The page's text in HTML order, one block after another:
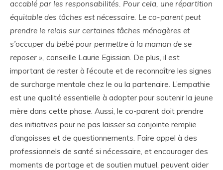
accablé par les responsabilités. Pour cela, une répartition
équitable des tâches est nécessaire. Le co-parent peut
prendre le relais sur certaines tâches ménagères et
s’occuper du bébé pour permettre à la maman de se
reposer », conseille Laurie Egissian. De plus, il est
important de rester à l’écoute et de reconnaître les signes
de surcharge mentale chez le ou la partenaire. L’empathie
est une qualité essentielle à adopter pour soutenir la jeune
mère dans cette phase. Aussi, le co-parent doit prendre
des initiatives pour ne pas laisser sa conjointe remplie
d’angoisses et de questionnements. Faire appel à des
professionnels de santé si nécessaire, et encourager des
moments de partage et de soutien mutuel, peuvent aider